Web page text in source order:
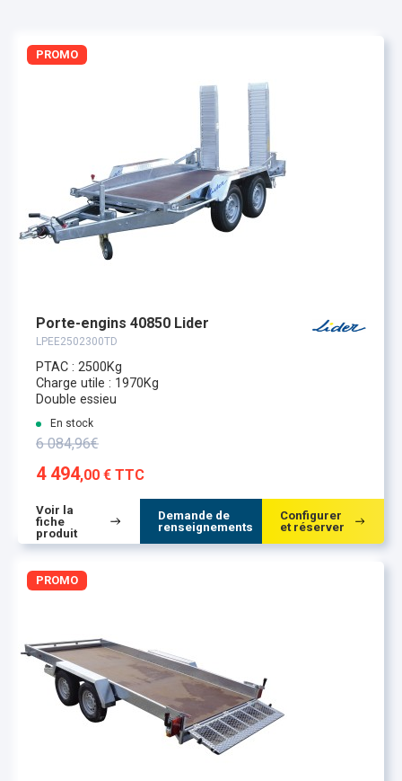
PROMO
Porte-engins 40850 Lider
LPEE2502300TD
PTAC : 2500Kg
Charge utile : 1970Kg
Double essieu
En stock
6 084,96€
4 494,00 € TTC
Voir la
fiche
produit
Demande de
renseignements
Configurer
et réserver
PROMO